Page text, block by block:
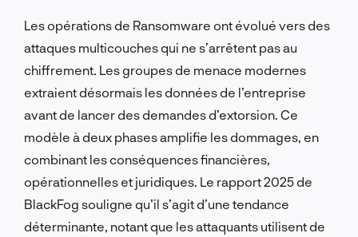
Les opérations de Ransomware ont évolué vers des
attaques multicouches qui ne s’arrêtent pas au
chiffrement. Les groupes de menace modernes
extraient désormais les données de l’entreprise
avant de lancer des demandes d’extorsion. Ce
modèle à deux phases amplifie les dommages, en
combinant les conséquences financières,
opérationnelles et juridiques. Le rapport 2025 de
BlackFog souligne qu’il s’agit d’une tendance
déterminante, notant que les attaquants utilisent de